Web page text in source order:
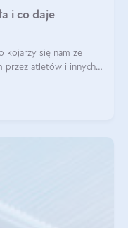
i co daje
kojarzy się nam ze
przez atletów i innych